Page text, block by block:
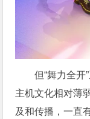
但“舞力全开
主机文化相对薄
及和传播，一直